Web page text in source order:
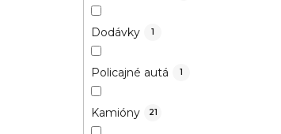
Dodávky 1
Policajné autá 1
Kamióny 21